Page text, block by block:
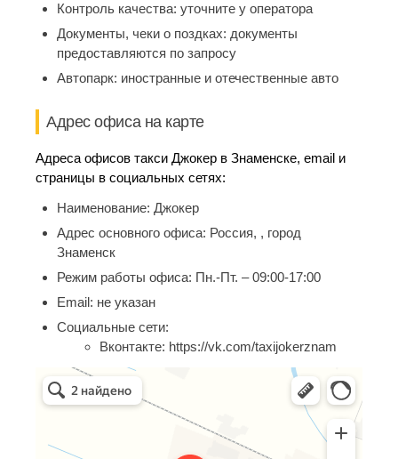
Контроль качества: уточните у оператора
Документы, чеки о поздках: документы
предоставляются по запросу
Автопарк: иностранные и отечественные авто
Адрес офиса на карте
Адреса офисов такси Джокер в Знаменске, email и
страницы в социальных сетях:
Наименование: Джокер
Адрес основного офиса: Россия, , город
Знаменск
Режим работы офиса: Пн.-Пт. – 09:00-17:00
Email: не указан
Социальные сети:
Вконтакте: https://vk.com/taxijokerznam